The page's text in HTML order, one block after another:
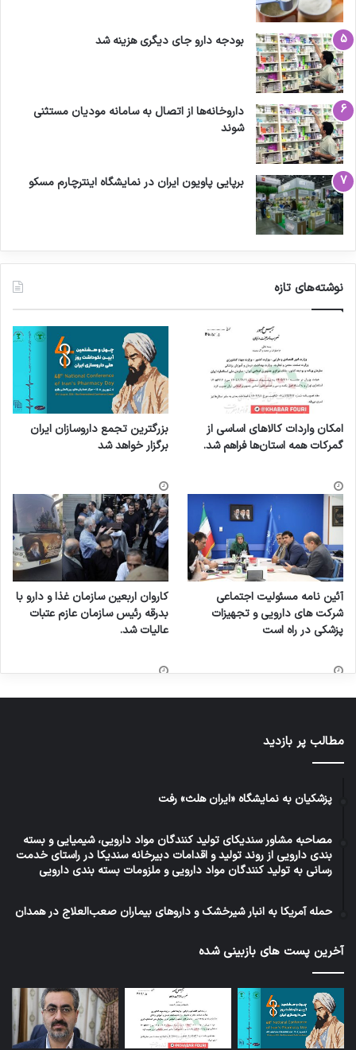
بودجه دارو جای دیگری هزینه شد
داروخانه‌ها از اتصال به سامانه مودیان مستثنی
شوند
برپایی پاویون ایران در نمایشگاه اینترچارم مسکو
نوشته‌های تازه
امکان واردات کالاهای اساسی از
گمرکات همه استان‌ها فراهم شد.
بزرگترین تجمع داروسازان ایران
برگزار خواهد شد
آئین نامه مسئولیت اجتماعی
شرکت های دارویی و تجهیزات
پزشکی در راه است
کاروان اربعین سازمان غذا و دارو با
بدرقه رئیس سازمان عازم عتبات
عالیات شد.
مطالب پر بازدید
پزشکیان به نمایشگاه «ایران هلث» رفت
مصاحبه مشاور سندیکای تولید کنندگان مواد دارویی، شیمیایی و بسته
بندی دارویی از روند تولید و اقدامات دبیرخانه سندیکا در راستای خدمت
رسانی به تولید کنندگان مواد دارویی و ملزومات بسته بندی دارویی
حمله آمریکا به انبار شیرخشک و داروهای بیماران صعب‌العلاج در همدان
آخرین پست های بازبینی شده